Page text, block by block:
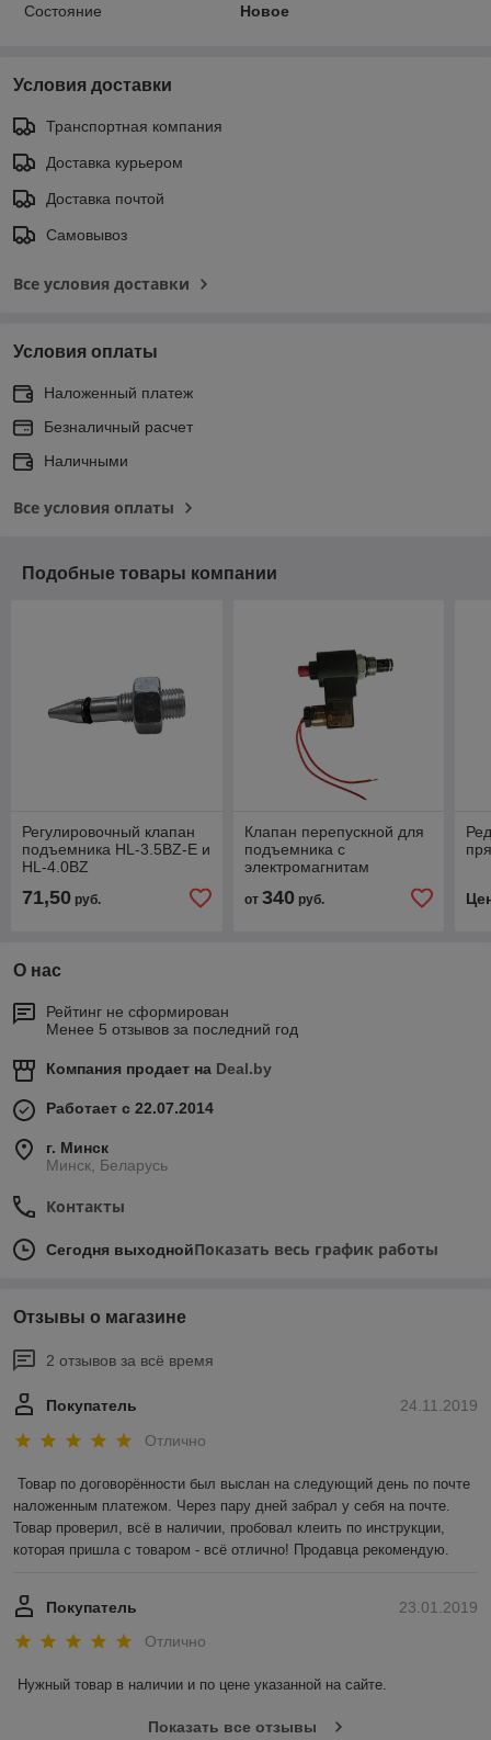
Состояние Новое
Условия доставки
Транспортная компания
Доставка курьером
Доставка почтой
Самовывоз
Все условия доставки
Условия оплаты
Наложенный платеж
Безналичный расчет
Наличными
Все условия оплаты
Подобные товары компании
Регулировочный клапан
подъемника HL-3.5BZ-E и
HL-4.0BZ
71,50 руб.
Клапан перепускной для
подъемника с
электромагнитам
от 340руб.
О нас
Рейтинг не сформирован
Менее 5 отзывов за последний год
Компания продает на Deal.by
Работает с 22.07.2014
г. Минск
Минск, Беларусь
Контакты
Сегодня выходнойПоказать весь график работы
Отзывы о магазине
2 отзывов за всё время
24.11.2019
Покупатель
Отлично
Товар по договорённости был выслан на следующий день по почте
наложенным платежом. Через пару дней забрал у себя на почте.
Товар проверил, всё в наличии, пробовал клеить по инструкции,
которая пришла с товаром - всё отлично! Продавца рекомендую.
23.01.2019
Покупатель
Отлично
Нужный товар в наличии и по цене указанной на сайте.
Показать все отзывы